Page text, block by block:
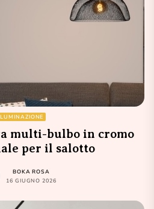
multi-bulbo in cromo
per il salotto
BOKA ROSA
16 GIUGNO 2026